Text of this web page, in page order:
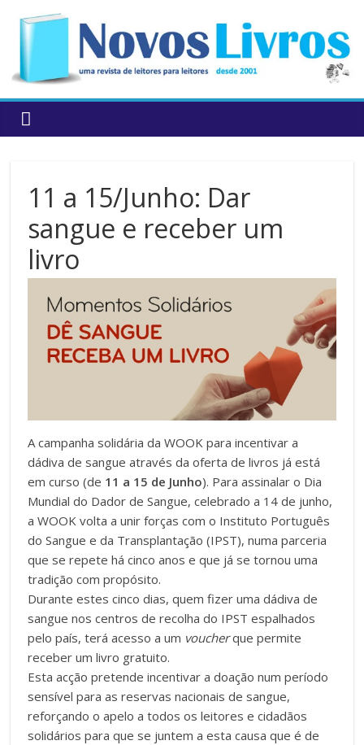
content
11 a 15/Junho: Dar
sangue e receber um
livro
A campanha solidária da WOOK para incentivar a
dádiva de sangue através da oferta de livros já está
em curso (de 11 a 15 de Junho). Para assinalar o Dia
Mundial do Dador de Sangue, celebrado a 14 de junho,
a WOOK volta a unir forças com o Instituto Português
do Sangue e da Transplantação (IPST), numa parceria
que se repete há cinco anos e que já se tornou uma
tradição com propósito.
Durante estes cinco dias, quem fizer uma dádiva de
sangue nos centros de recolha do IPST espalhados
pelo país, terá acesso a um voucherque permite
receber um livro gratuito.
Esta acção pretende incentivar a doação num período
sensível para as reservas nacionais de sangue,
reforçando o apelo a todos os leitores e cidadãos
solidários para que se juntem a esta causa que é de